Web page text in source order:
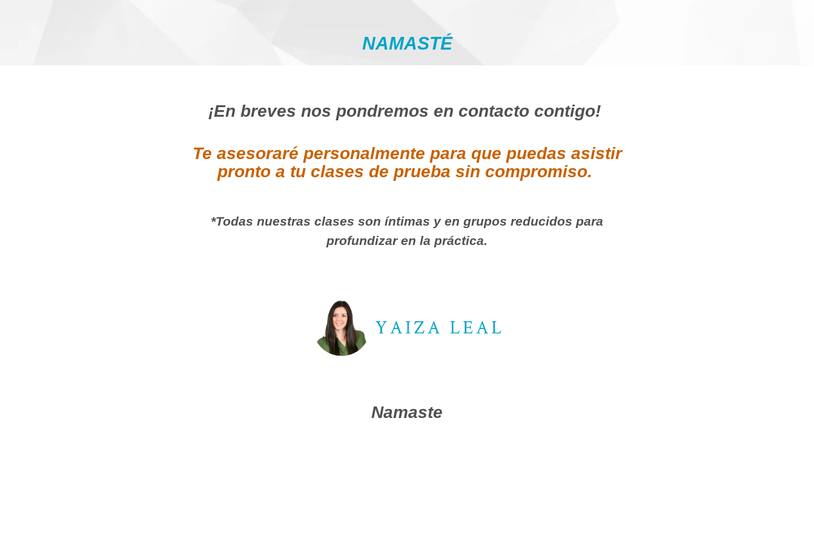
NAMASTÉ
¡En breves nos pondremos en contacto contigo!
Te asesoraré personalmente para que puedas asistir
pronto a tu clases de prueba sin compromiso.
*Todas nuestras clases son íntimas y en grupos reducidos para
profundizar en la práctica.
Namaste